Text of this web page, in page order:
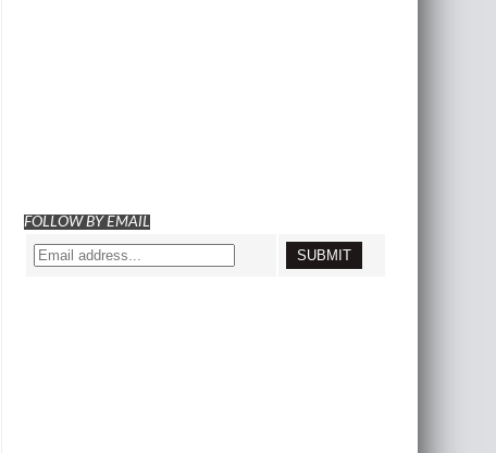
FOLLOW BY EMAIL